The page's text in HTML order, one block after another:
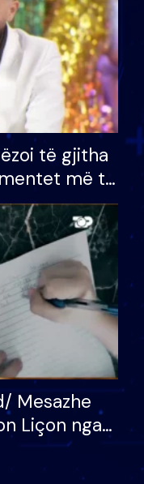
të gjitha
më të
VIP: Do më
kur…
Mesazhe
Liçon nga
meritoj…